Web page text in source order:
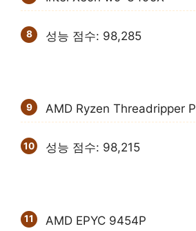
성능 점수: 98,285
AMD Ryzen Threadripper
성능 점수: 98,215
AMD EPYC 9454P